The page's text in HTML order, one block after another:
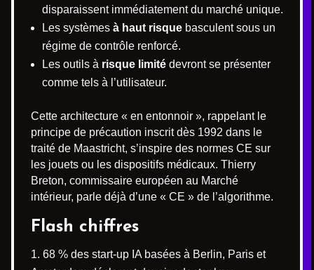
disparaissent immédiatement du marché unique.
Les systèmes à haut risque basculent sous un
régime de contrôle renforcé.
Les outils à risque limité devront se présenter
comme tels à l’utilisateur.
Cette architecture « en entonnoir », rappelant le
principe de précaution inscrit dès 1992 dans le
traité de Maastricht, s’inspire des normes CE sur
les jouets ou les dispositifs médicaux. Thierry
Breton, commissaire européen au Marché
intérieur, parle déjà d’une « CE » de l’algorithme.
Flash chiffres
68 % des start-up IA basées à Berlin, Paris et